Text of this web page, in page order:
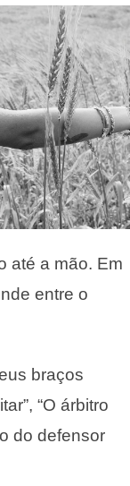
até a mão. Em
entre o
braços
“O árbitro
do defensor